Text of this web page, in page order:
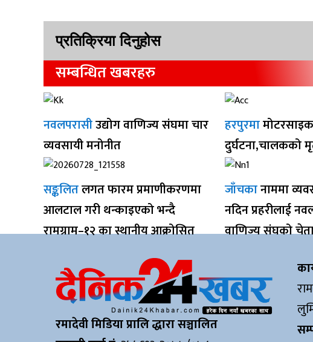
प्रतिक्रिया दिनुहोस
सम्बन्धित खबरहरु
नवलपरासीउद्योग वाणिज्य संघमा चार
व्यवसायी मनोनीत
हरपुरमा
दुर्घटना,चालकको
सङ्कलितलगत फारम प्रमाणीकरणमा
आलटाल गरी थन्काइएको भन्दै
रामग्राम–१२ का स्थानीय आक्रोसित
जाँचकानाममा
नदिन प्रहरीलाई
वाणिज्य संघको
रमादेवी मिडिया प्रालि द्धारा सञ्चालित